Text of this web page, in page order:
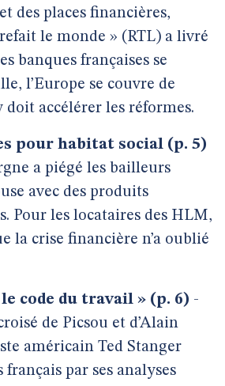
des places financières,
le monde » (RTL) a livré
banques françaises se
l’Europe se couvre de
accélérer les réformes.
pour habitat social (p. 5)
a piégé les bailleurs
avec des produits
Pour les locataires des HLM,
la crise financière n’a oublié
code du travail » (p. 6) -
de Picsou et d’Alain
américain Ted Stanger
français par ses analyses